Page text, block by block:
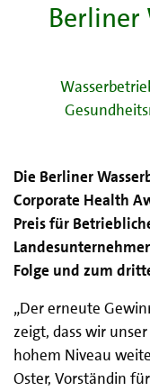
Berliner
Die Berliner
Corporate Health
Preis für
Folge und zum
„Der erneute
zeigt, dass wir
hohem Niveau
Oster, Vorständin